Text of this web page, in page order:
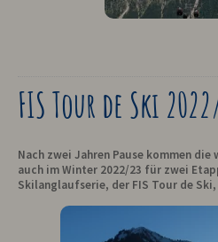
FIS Tour de Ski
Nach zwei Jahren Pause kommen
auch im Winter 2022/23 für zwei
Skilanglaufserie, der FIS Tour de